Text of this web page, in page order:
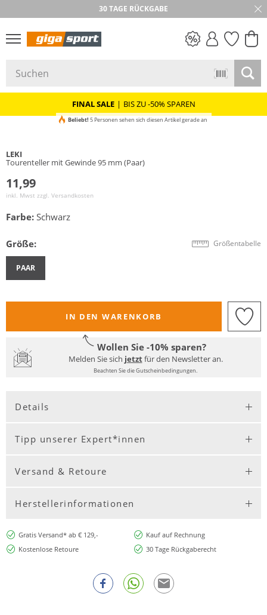
30 TAGE RÜCKGABE
FINAL SALE | BIS ZU -50% SPAREN
Beliebt! 5 Personen sehen sich diesen Artikel gerade an
LEKI
Tourenteller mit Gewinde 95 mm (Paar)
11,99
inkl. Mwst zzgl. Versandkosten
Farbe: Schwarz
Größe: Größentabelle
PAAR
IN DEN WARENKORB
Wollen Sie -10% sparen?
Melden Sie sich jetztfür den Newsletter an.
Beachten Sie die Gutscheinbedingungen.
Details
Tipp unserer Expert*innen
Versand & Retoure
Herstellerinformationen
Gratis Versand* ab € 129,-
Kauf auf Rechnung
Kostenlose Retoure
30 Tage Rückgaberecht